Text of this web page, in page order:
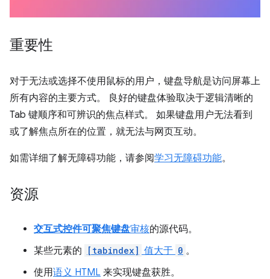
重要性
对于无法或选择不使用鼠标的用户，键盘导航是访问屏幕上
所有内容的主要方式。 良好的键盘体验取决于逻辑清晰的
Tab 键顺序和可辨识的焦点样式。 如果键盘用户无法看到
或了解焦点所在的位置，就无法与网页互动。
如需详细了解无障碍功能，请参阅学习无障碍功能。
资源
交互式控件可聚焦键盘审核的源代码。
某些元素的
[tabindex] 值大于 0 。
使用语义 HTML 来实现键盘获胜。